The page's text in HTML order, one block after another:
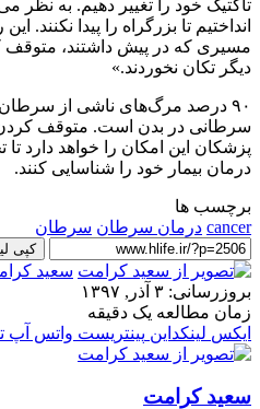
تاکتیک خود را تغییر دهیم. به نظر
انداختیم تا بزرگراه را پیدا
مسیری که در پیش داشتند، متوقف
دیگر تکان نخوردند.»
۹۰ درصد مرگ‌های ناشی از
سرطانی در بدن است. متوقف
پزشکان این امکان را خواهد دارد
درمان بیمار خود را شناسایی کنند.
برچسب ها
cancer درمان سرطان سرطان
کپی
سعید
بروزرسانی: ۳ آذر, ۱۳۹۷
زمان مطالعه یک دقیقه
ایکس لینکداین پینتریست واتس آپ
سعید کرامت